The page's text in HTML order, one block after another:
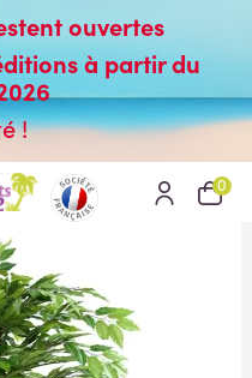
ouvertes
à partir du
!
0